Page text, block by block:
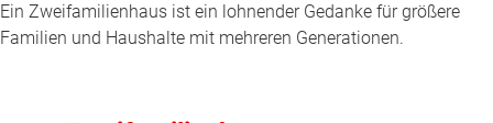
Ein Zweifamilienhaus ist ein lohnender Gedanke für größere
Familien und Haushalte mit mehreren Generationen.